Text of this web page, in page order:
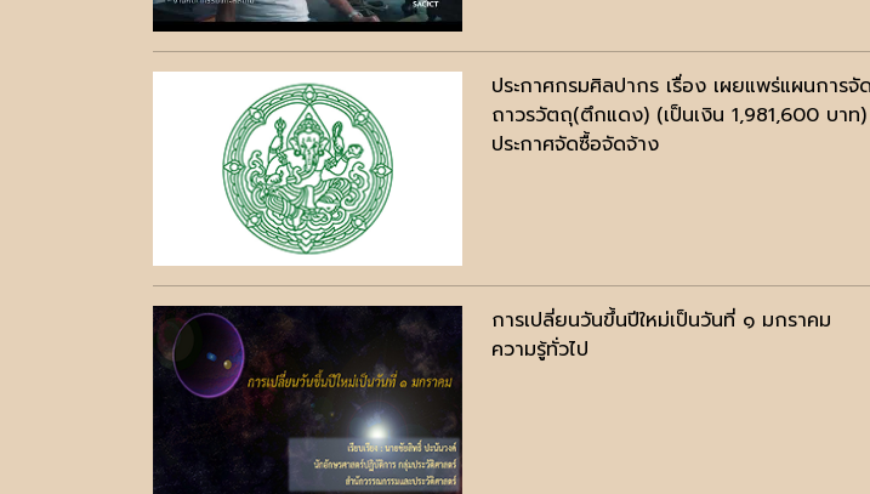
ประกาศกรมศิลปากร เรื่อง เผยแพร่แผนการ
ถาวรวัตถุ(ตึกแดง) (เป็นเงิน 1,981,600 บาท)
ประกาศจัดซื้อจัดจ้าง
การเปลี่ยนวันขึ้นปีใหม่เป็นวันที่ ๑ มกราคม
ความรู้ทั่วไป